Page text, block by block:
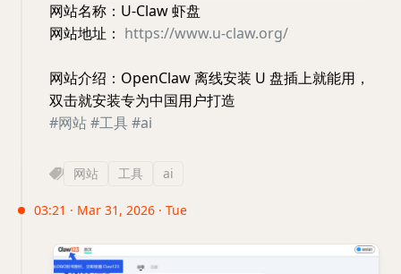
网站名称：U-Claw 虾盘
网站地址： https://www.u-claw.org/
网站介绍：OpenClaw 离线安装 U 盘插上就能用，
双击就安装专为中国用户打造
#网站#工具#ai
网站 工具 ai
03:21 · Mar 31, 2026 · Tue